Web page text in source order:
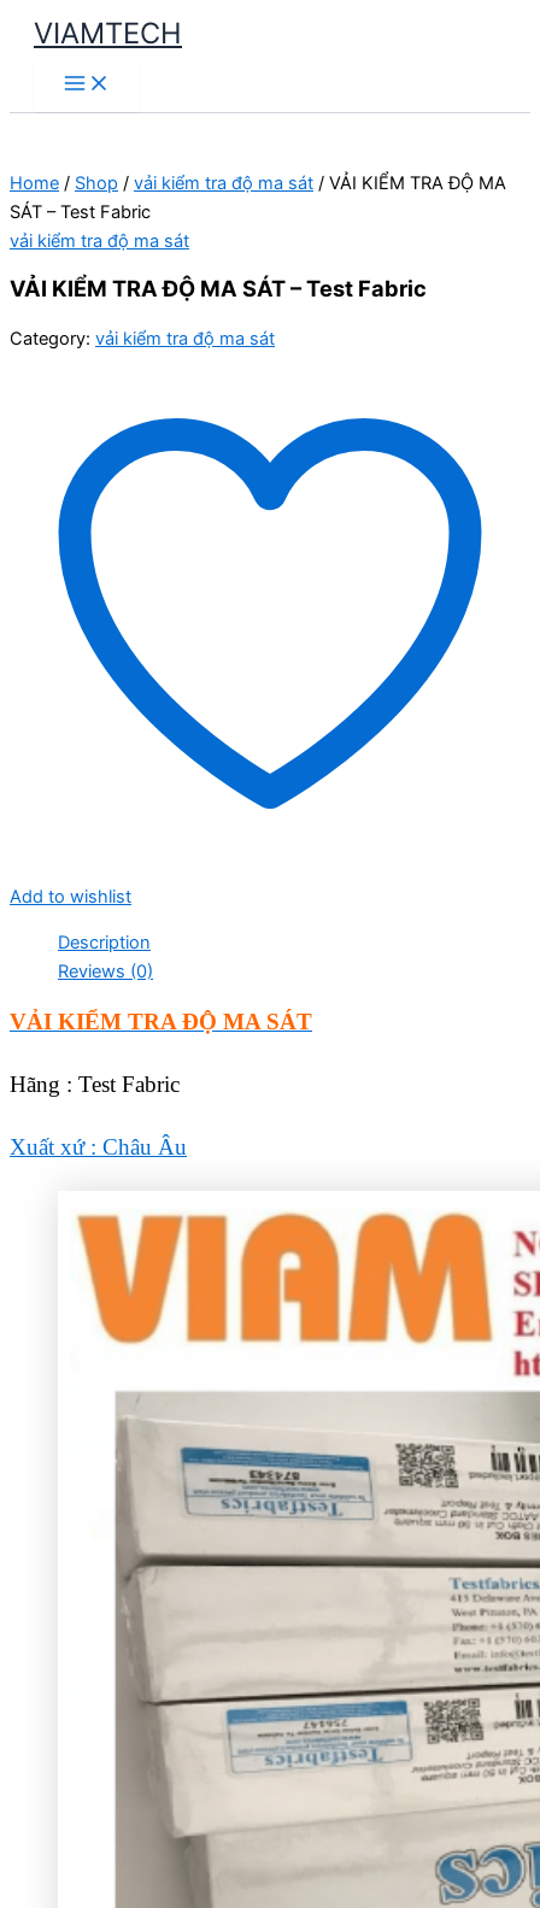
Skip
content
VIAMTECH
Main
Menu
Home / Shop / vải kiểm tra độ ma sát / VẢI KIỂM TRA ĐỘ MA
SÁT – Test Fabric
vải kiểm tra độ ma sát
VẢI KIỂM TRA ĐỘ MA SÁT – Test Fabric
Category: vải kiểm tra độ ma sát
Add to wishlist
Description
Reviews (0)
VẢI KIỂM TRA ĐỘ MA SÁT
Hãng : Test Fabric
Xuất xứ : Châu Âu